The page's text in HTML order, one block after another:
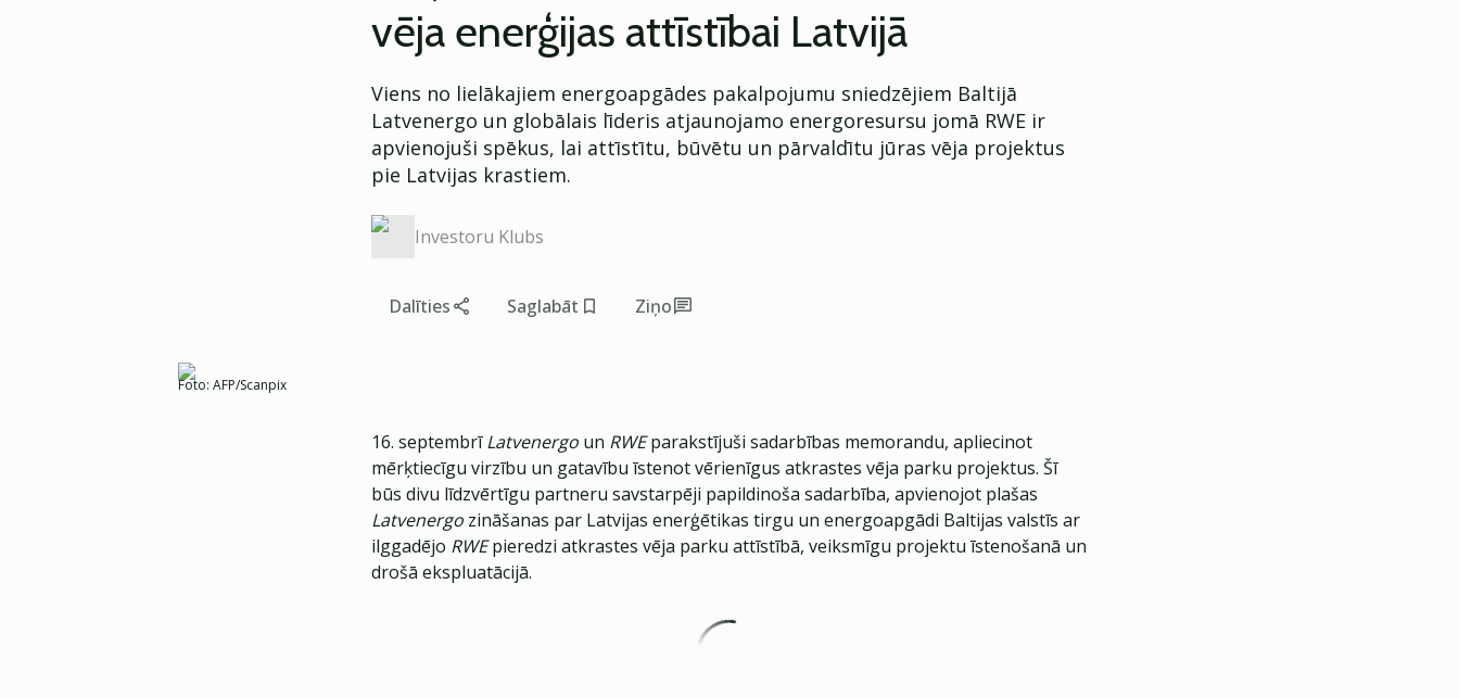
vēja enerģijas attīstībai Latvijā
Viens no lielākajiem energoapgādes pakalpojumu sniedzējiem Baltijā
Latvenergo un globālais līderis atjaunojamo energoresursu jomā RWE ir
apvienojuši spēkus, lai attīstītu, būvētu un pārvaldītu jūras vēja projektus
pie Latvijas krastiem.
Investoru Klubs
Dalīties Saglabāt Ziņo
Foto: AFP/Scanpix
16. septembrīLatvenergo un RWEparakstījuši sadarbības memorandu, apliecinot
mērķtiecīgu virzību un gatavību īstenot vērienīgus atkrastes vēja parku projektus. Šī
būs divu līdzvērtīgu partneru savstarpēji papildinoša sadarbība, apvienojot plašas
Latvenergo zināšanas par Latvijas enerģētikas tirgu un energoapgādi Baltijas valstīs ar
ilggadējo RWEpieredzi atkrastes vēja parku attīstībā, veiksmīgu projektu īstenošanā un
drošā ekspluatācijā.